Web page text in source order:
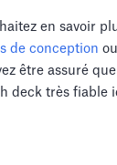
en savoir
de conception
être assuré
deck très fiable